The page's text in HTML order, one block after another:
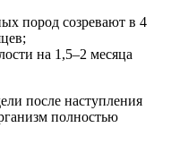
пород созревают в 4
на 1,5–2 месяца
после наступления
полностью